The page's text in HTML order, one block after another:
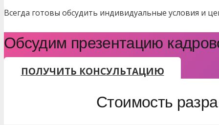
Всегда готовы обсудить индивидуальные условия и
Обсудим презентацию
ПОЛУЧИТЬ КОНСУЛЬТАЦИЮ
Стоимость